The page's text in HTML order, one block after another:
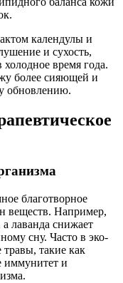
календулы и
и сухость,
время года.
более сияющей и
обновлению.
благотворное
веществ. Например,
лаванда снижает
сну. Часто в эко-
травы, такие как
иммунитет и